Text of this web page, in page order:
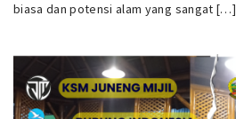
biasa dan potensi alam yang sangat […]